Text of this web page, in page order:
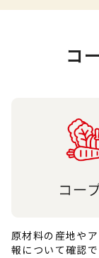
コ
原材料の産地や
報について確認で